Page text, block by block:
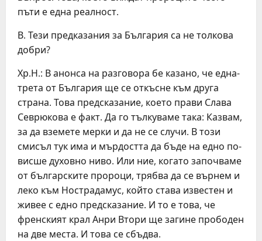
пъти е една реалност.
В. Тези предказания за България са не толкова
добри?
Хр.Н.: В анонса на разговора бе казано, че една-
трета от България ще се откъсне към друга
страна. Това предсказание, което прави Слава
Севрюкова е факт. Да го тълкуваме така: Казвам,
за да вземете мерки и да не се случи. В този
смисъл тук има и мърдостта да бъде на едно по-
висше духовно ниво. Или ние, когато започваме
от българските пророци, трябва да се върнем и
леко към Нострадамус, който става известен и
живее с едно предсказание. И то е това, че
френският крал Анри Втори ще загине прободен
на две места. И това се сбъдва.